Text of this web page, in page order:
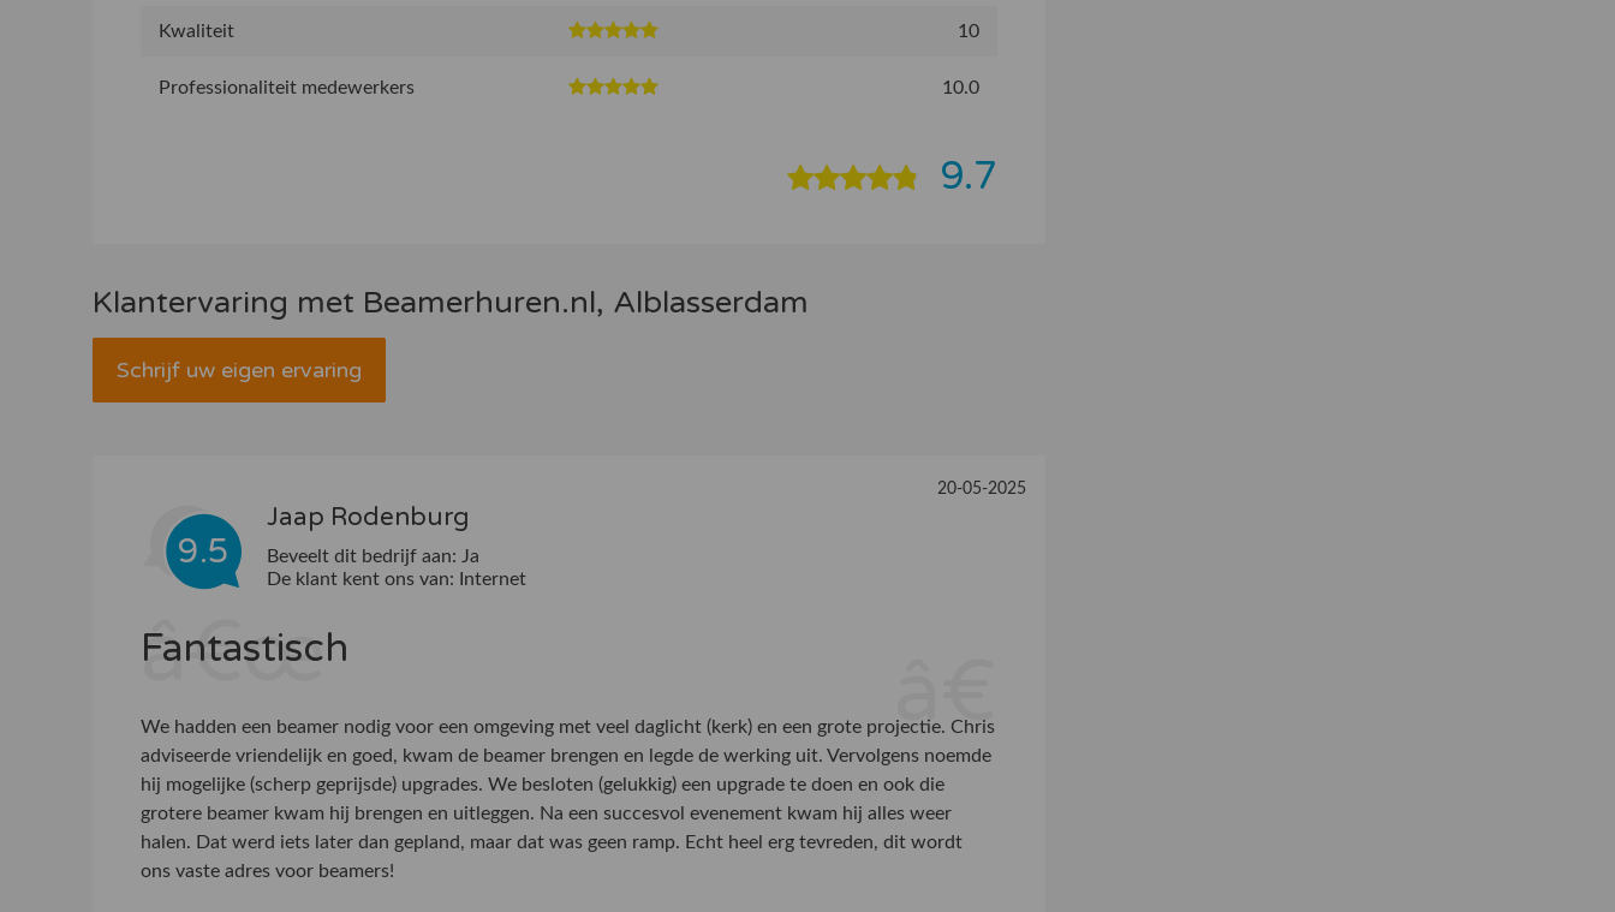
Kwaliteit 10
Professionaliteit medewerkers 10.0
9.7
Klantervaring met Beamerhuren.nl, Alblasserdam
Schrijf uw eigen ervaring
9.5
Jaap Rodenburg
20-05-2025
Beveelt dit bedrijf aan: Ja
De klant kent ons van: Internet
Fantastisch
We hadden een beamer nodig voor een omgeving met veel daglicht (kerk) en een grote projectie. Chris
adviseerde vriendelijk en goed, kwam de beamer brengen en legde de werking uit. Vervolgens noemde
hij mogelijke (scherp geprijsde) upgrades. We besloten (gelukkig) een upgrade te doen en ook die
grotere beamer kwam hij brengen en uitleggen. Na een succesvol evenement kwam hij alles weer
halen. Dat werd iets later dan gepland, maar dat was geen ramp. Echt heel erg tevreden, dit wordt
ons vaste adres voor beamers!